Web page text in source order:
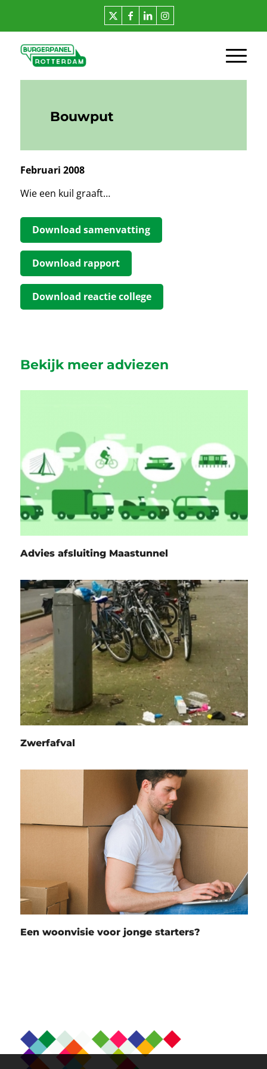
Bouwput
Februari 2008
Wie een kuil graaft…
Download samenvatting
Download rapport
Download reactie college
Bekijk meer adviezen
Advies afsluiting Maastunnel
Zwerfafval
Een woonvisie voor jonge starters?